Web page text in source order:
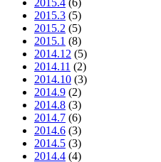
2015.4 (6)
2015.3 (5)
2015.2 (5)
2015.1 (8)
2014.12 (5)
2014.11 (2)
2014.10 (3)
2014.9 (2)
2014.8 (3)
2014.7 (6)
2014.6 (3)
2014.5 (3)
2014.4 (4)